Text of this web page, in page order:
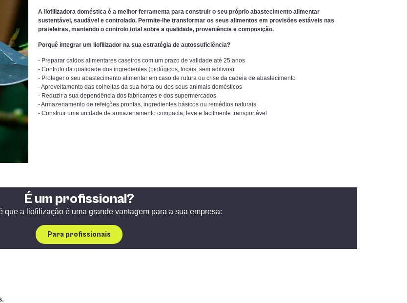
A liofilizadora doméstica é a melhor ferramenta para construir o seu próprio abastecimento alimentar
sustentável, saudável e controlado. Permite-lhe transformar os seus alimentos em provisões estáveis nas
prateleiras, mantendo o controlo total sobre a qualidade, proveniência e composição.
Porquê integrar um liofilizador na sua estratégia de autossuficiência?
- Preparar caldos alimentares caseiros com um prazo de validade até 25 anos
- Controlo da qualidade dos ingredientes (biológicos, locais, sem aditivos)
- Proteger o seu abastecimento alimentar em caso de rutura ou crise da cadeia de abastecimento
- Aproveitamento das colheitas da sua horta ou dos seus animais domésticos
- Reduzir a sua dependência dos fabricantes e dos supermercados
- Armazenamento de refeições prontas, ingredientes básicos ou remédios naturais
- Construir uma unidade de armazenamento compacta, leve e facilmente transportável
É um profissional?
que a liofilização é uma grande vantagem para a sua empresa:
Para profissionais